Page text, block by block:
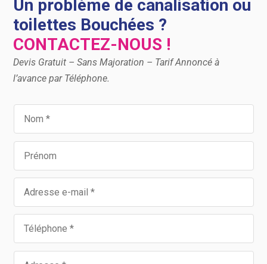
Un problème de canalisation ou
toilettes Bouchées ?
CONTACTEZ-NOUS !
Devis Gratuit – Sans Majoration – Tarif Annoncé à
l’avance par Téléphone.